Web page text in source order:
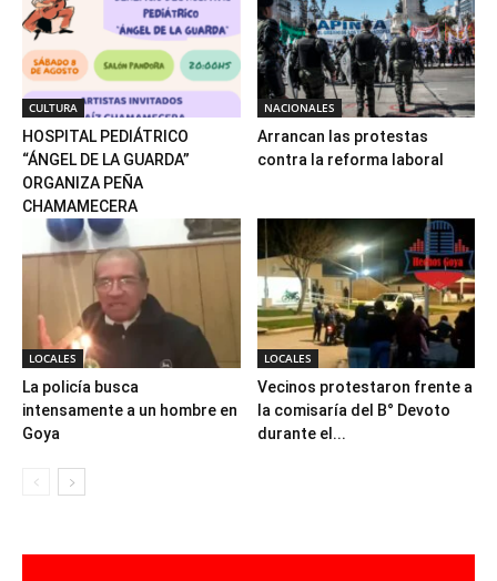
CULTURA
HOSPITAL PEDIÁTRICO
“ÁNGEL DE LA GUARDA”
ORGANIZA PEÑA
CHAMAMECERA
NACIONALES
Arrancan las protestas
contra la reforma laboral
LOCALES
La policía busca
intensamente a un hombre en
Goya
LOCALES
Vecinos protestaron frente a
la comisaría del B° Devoto
durante el...